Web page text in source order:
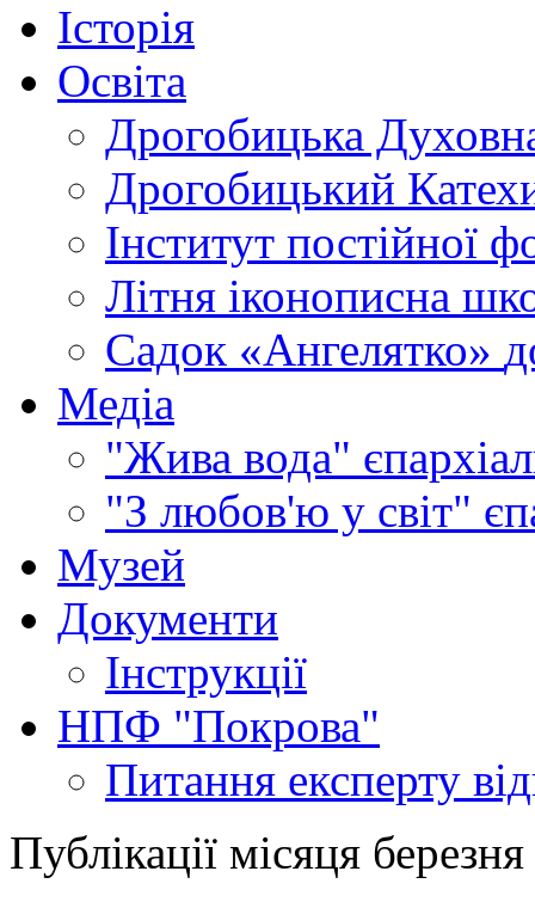
Історія
Освіта
Дрогобицька
Дрогобицький
Інститут постійної
Літня іконописна
Садок «Ангелятко»
Медіа
"Жива вода"
"З любов'ю у світ"
Музей
Документи
Інструкції
НПФ "Покрова"
Питання експерту
Публікації місяця